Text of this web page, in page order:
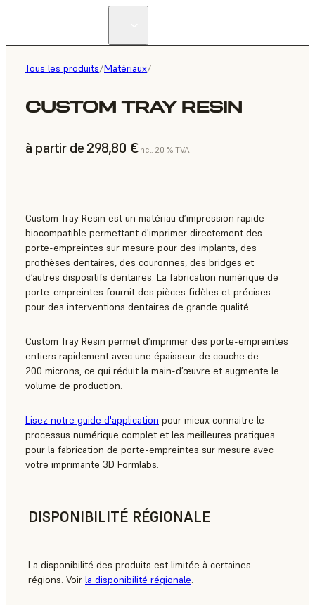
Tous les produits/Matériaux/
CUSTOM TRAY RESIN
à partir de 298,80 €incl. 20 % TVA
Custom Tray Resin est un matériau d’impression rapide
biocompatible permettant d'imprimer directement des
porte-empreintes sur mesure pour des implants, des
prothèses dentaires, des couronnes, des bridges et
d’autres dispositifs dentaires. La fabrication numérique de
porte-empreintes fournit des pièces fidèles et précises
pour des interventions dentaires de grande qualité.
Custom Tray Resin permet d’imprimer des porte-empreintes
entiers rapidement avec une épaisseur de couche de
200 microns, ce qui réduit la main-d’œuvre et augmente le
volume de production.
Lisez notre guide d'application pour mieux connaitre le
processus numérique complet et les meilleures pratiques
pour la fabrication de porte-empreintes sur mesure avec
votre imprimante 3D Formlabs.
DISPONIBILITÉ RÉGIONALE
La disponibilité des produits est limitée à certaines
régions. Voir la disponibilité régionale.